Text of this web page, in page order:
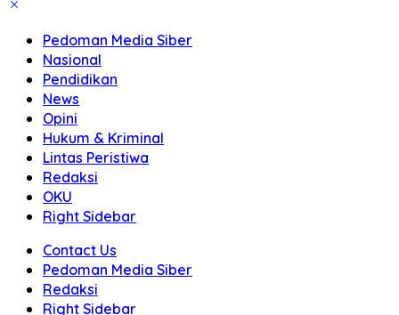
Pedoman Media Siber
Nasional
Pendidikan
News
Opini
Hukum & Kriminal
Lintas Peristiwa
Redaksi
OKU
Right Sidebar
Contact Us
Pedoman Media Siber
Redaksi
Right Sidebar